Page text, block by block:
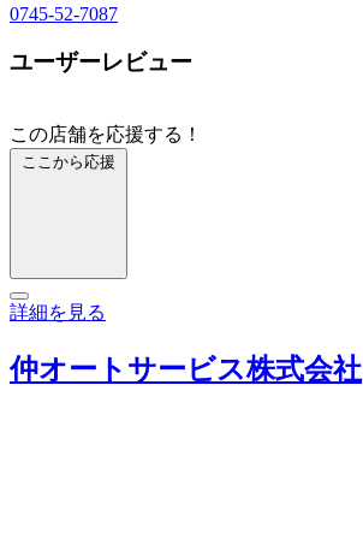
0745-52-7087
ユーザーレビュー
この店舗を応援する！
ここから応援
詳細を見る
仲オートサービス株式会社